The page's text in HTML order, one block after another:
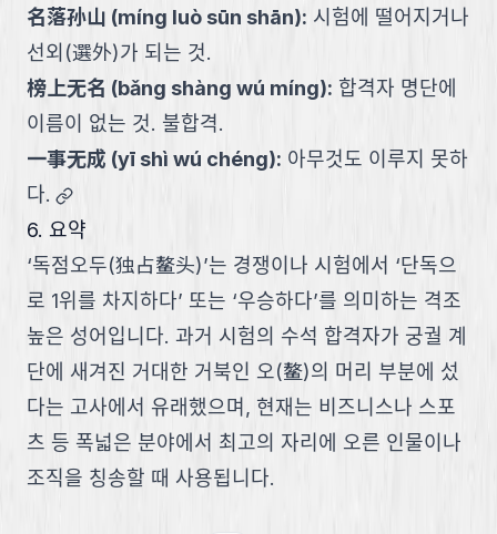
名落孙山 (míng luò sūn shān): 시험에 떨어지거나
선외(選外)가 되는 것.
榜上无名 (bǎng shàng wú míng): 합격자 명단에
이름이 없는 것. 불합격.
一事无成 (yī shì wú chéng): 아무것도 이루지 못하
다.
link
6. 요약
‘독점오두(独占鳌头)’는 경쟁이나 시험에서 ‘단독으
로 1위를 차지하다’ 또는 ‘우승하다’를 의미하는 격조
높은 성어입니다. 과거 시험의 수석 합격자가 궁궐 계
단에 새겨진 거대한 거북인 오(鳌)의 머리 부분에 섰
다는 고사에서 유래했으며, 현재는 비즈니스나 스포
츠 등 폭넓은 분야에서 최고의 자리에 오른 인물이나
조직을 칭송할 때 사용됩니다.